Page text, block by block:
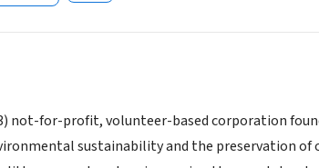
not-for-profit, volunteer-based corporation
sustainability and the preservation of